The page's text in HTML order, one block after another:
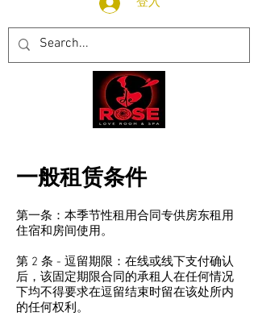
一般租赁条件
第一条：本季节性租用合同专供房东租用
住宿和房间使用。
第 2 条 - 逗留期限：在线或线下支付确认
后，该固定期限合同的承租人在任何情况
下均不得要求在逗留结束时留在该处所内
的任何权利。